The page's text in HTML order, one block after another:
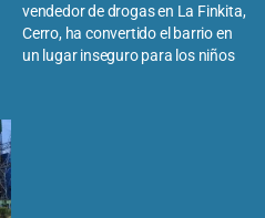
vendedor de drogas en La Finkita,
Cerro, ha convertido el barrio en
un lugar inseguro para los niños